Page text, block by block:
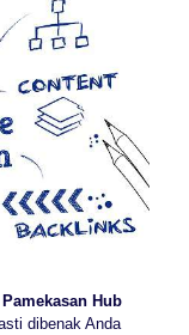
Hub
dibenak Anda